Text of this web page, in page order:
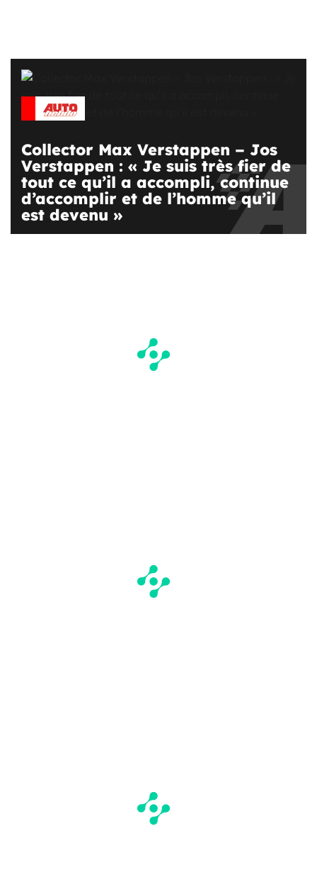
Collector Max Verstappen – Jos
Verstappen : « Je suis très fier de
tout ce qu’il a accompli, continue
d’accomplir et de l’homme qu’il
est devenu »